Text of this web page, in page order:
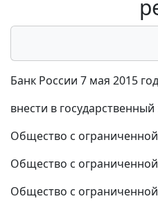
Банк России 7 мая 2015
внести в
Общество с
Общество с
Общество с